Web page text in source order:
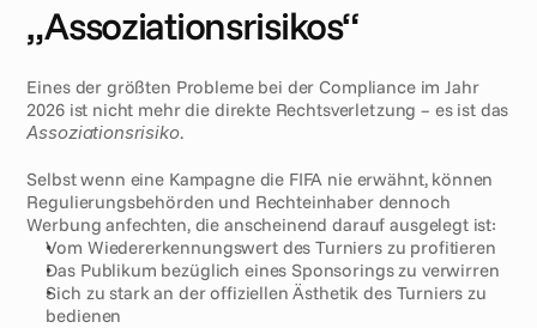
„Assoziationsrisikos“
Eines der größten Probleme bei der Compliance im Jahr
Assoziationsrisiko.
Selbst wenn eine Kampagne die FIFA nie erwähnt, können
Regulierungsbehörden und Rechteinhaber dennoch
Werbung anfechten, die anscheinend darauf ausgelegt ist:
Vom Wiedererkennungswert des Turniers zu profitieren
Das Publikum bezüglich eines Sponsorings zu verwirren
Sich zu stark an der offiziellen Ästhetik des Turniers zu
bedienen